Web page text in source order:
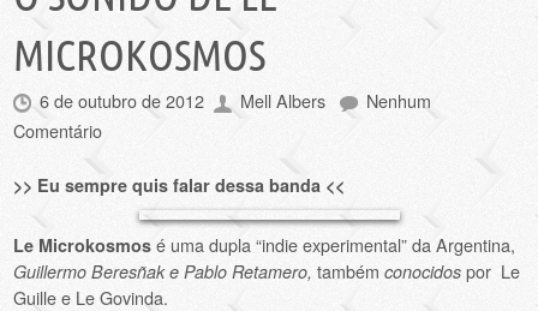
MICROKOSMOS
6 de outubro de 2012 Mell Albers
Nenhum
Comentário
>> Eu sempre quis falar dessa banda <<
Le Microkosmos é uma dupla “indie experimental” da Argentina,
Guillermo Beresñak e Pablo Retamero,também conocidospor Le
Guille e Le Govinda.